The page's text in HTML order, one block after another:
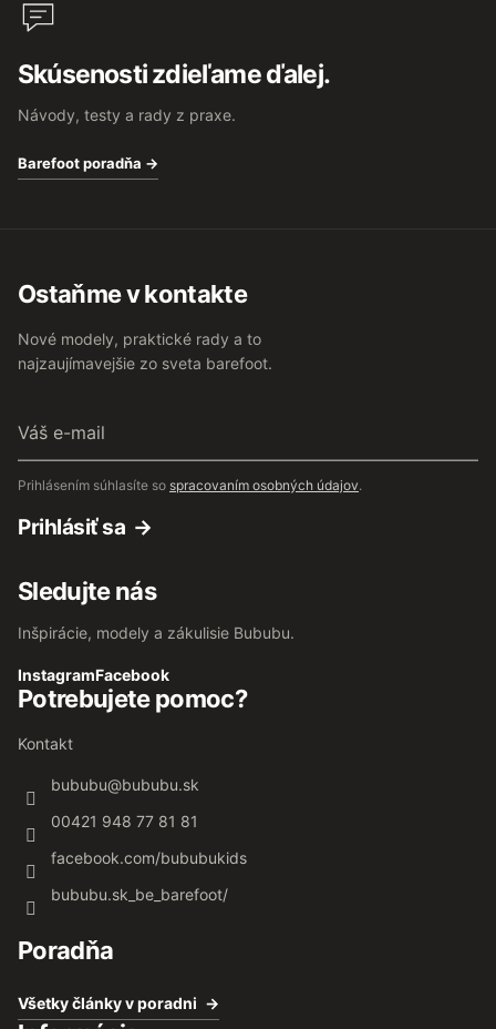
Skúsenosti zdieľame ďalej.
Návody, testy a rady z praxe.
Barefoot poradňa →
Ostaňme v kontakte
Nové modely, praktické rady a to
najzaujímavejšie zo sveta barefoot.
e-
mail
Prihlásením súhlasíte so spracovaním osobných údajov.
Prihlásiť sa
Sledujte nás
Inšpirácie, modely a zákulisie Bububu.
InstagramFacebook
Potrebujete pomoc?
Kontakt
bububu@bububu.sk
00421 948 77 81 81
facebook.com/bububukids
bububu.sk_be_barefoot/
Poradňa
Všetky články v poradni